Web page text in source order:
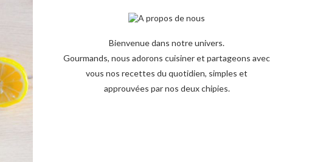
Bienvenue dans notre univers.
Gourmands, nous adorons cuisiner et partageons avec
vous nos recettes du quotidien, simples et
approuvées par nos deux chipies.